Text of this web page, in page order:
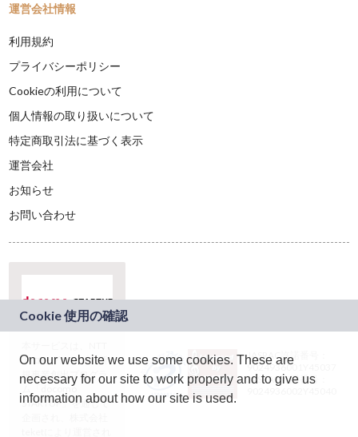
運営会社情報
利用規約
プライバシーポリシー
Cookieの利用について
個人情報の取り扱いについて
特定商取引法に基づく表示
運営会社
お知らせ
お問い合わせ
ドコモグループの新
規事業創出プログラ
ム「docomo
STARTUP」を通じて
JASRAC許諾番号：
9024936001Y45037
JASRAC許諾番号：
On our website we use some cookies. These are
necessary for our site to work properly and to give us
information about how our site is used.